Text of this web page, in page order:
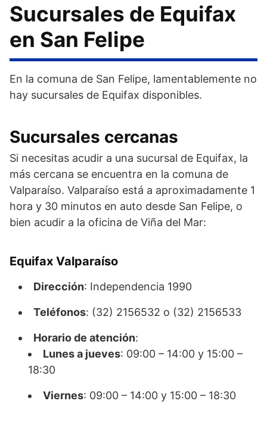
Sucursales de Equifax
en San Felipe
En la comuna de San Felipe, lamentablemente no
hay sucursales de Equifax disponibles.
Sucursales cercanas
Si necesitas acudir a una sucursal de Equifax, la
más cercana se encuentra en la comuna de
Valparaíso. Valparaíso está a aproximadamente 1
hora y 30 minutos en auto desde San Felipe, o
bien acudir a la oficina de Viña del Mar:
Equifax Valparaíso
Dirección: Independencia 1990
Teléfonos: (32) 2156532 o (32) 2156533
Horario de atención:
Lunes a jueves: 09:00 – 14:00 y 15:00 –
18:30
Viernes: 09:00 – 14:00 y 15:00 – 18:30